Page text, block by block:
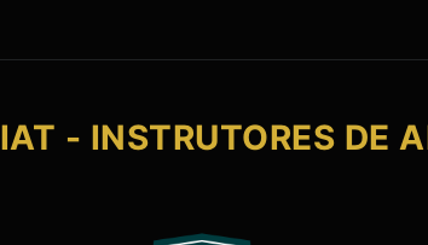
IAT - INSTRUTORES DE